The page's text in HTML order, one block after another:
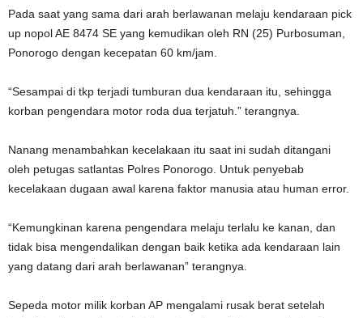
Pada saat yang sama dari arah berlawanan melaju kendaraan pick
up nopol AE 8474 SE yang kemudikan oleh RN (25) Purbosuman,
Ponorogo dengan kecepatan 60 km/jam.
“Sesampai di tkp terjadi tumburan dua kendaraan itu, sehingga
korban pengendara motor roda dua terjatuh.” terangnya.
Nanang menambahkan kecelakaan itu saat ini sudah ditangani
oleh petugas satlantas Polres Ponorogo. Untuk penyebab
kecelakaan dugaan awal karena faktor manusia atau human error.
“Kemungkinan karena pengendara melaju terlalu ke kanan, dan
tidak bisa mengendalikan dengan baik ketika ada kendaraan lain
yang datang dari arah berlawanan” terangnya.
Sepeda motor milik korban AP mengalami rusak berat setelah